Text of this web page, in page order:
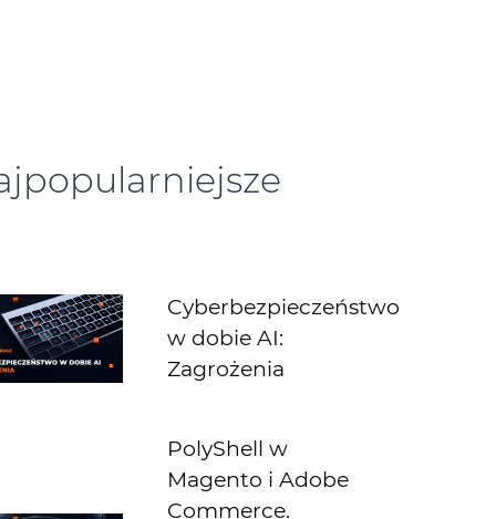
Cyberbezpieczeństwo
w dobie AI:
Zagrożenia
PolyShell w
Magento i Adobe
Commerce.